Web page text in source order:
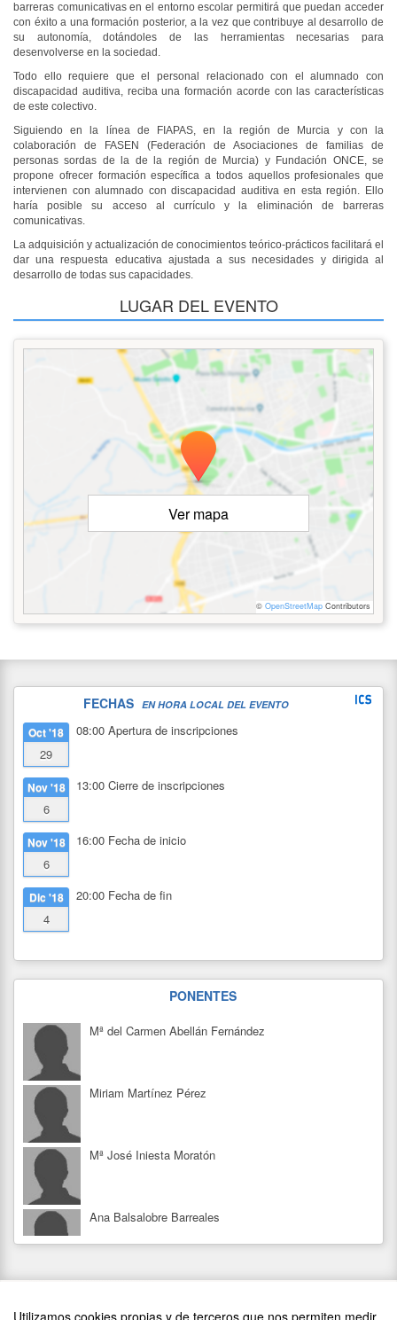
Utilizamos cookies propias y de terceros que nos permiten medir
barreras comunicativas en el entorno escolar permitirá que puedan acceder
con éxito a una formación posterior, a la vez que contribuye al desarrollo de
su autonomía, dotándoles de las herramientas necesarias para
desenvolverse en la sociedad.
Todo ello requiere que el personal relacionado con el alumnado con
discapacidad auditiva, reciba una formación acorde con las características
de este colectivo.
Siguiendo en la línea de FIAPAS, en la región de Murcia y con la
colaboración de FASEN (Federación de Asociaciones de familias de
personas sordas de la de la región de Murcia) y Fundación ONCE, se
propone ofrecer formación específica a todos aquellos profesionales que
intervienen con alumnado con discapacidad auditiva en esta región. Ello
haría posible su acceso al currículo y la eliminación de barreras
comunicativas.
La adquisición y actualización de conocimientos teórico-prácticos facilitará el
dar una respuesta educativa ajustada a sus necesidades y dirigida al
desarrollo de todas sus capacidades.
LUGAR DEL EVENTO
Ver mapa
© OpenStreetMap Contributors
FECHAS EN HORA LOCAL DEL EVENTO
Oct '18
29
08:00 Apertura de inscripciones
Nov '18
6
13:00 Cierre de inscripciones
Nov '18
6
16:00 Fecha de inicio
Dic '18
4
20:00 Fecha de fin
PONENTES
Mª del Carmen Abellán Fernández
Miriam Martínez Pérez
Mª José Iniesta Moratón
Ana Balsalobre Barreales
Elena González Carrillo
PATROCINADORES